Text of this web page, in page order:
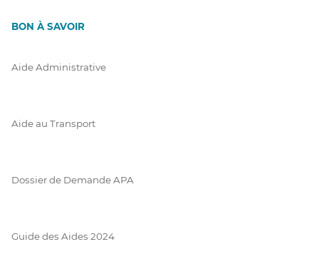
BON À SAVOIR
Aide Administrative
Aide au Transport
Dossier de Demande APA
Guide des Aides 2024